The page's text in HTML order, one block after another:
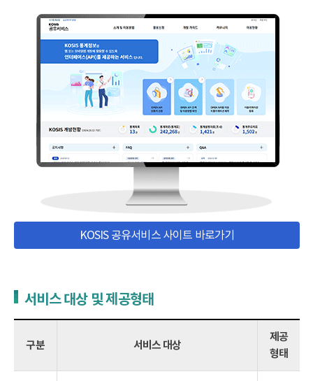
KOSIS 공유서비스 사이트 바로가기
서비스 대상 및 제공형태
구분 서비스 대상
제공
형태